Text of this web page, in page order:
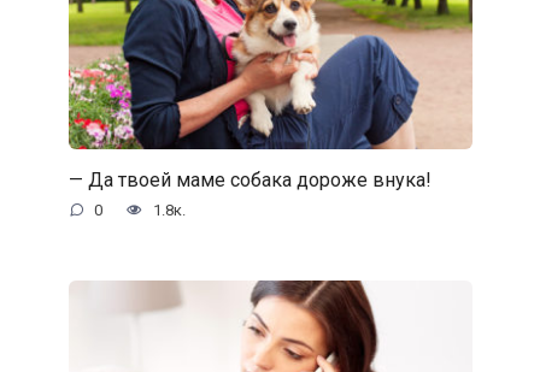
— Да твоей маме собака дороже внука!
0 1.8к.